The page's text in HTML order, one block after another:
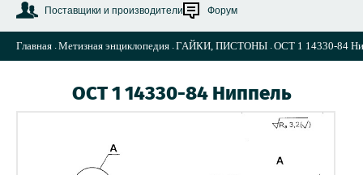
Поставщики и производители Форум
Главная Метизная энциклопедия ГАЙКИ, ПИСТОНЫ ОСТ 1 14330-84
ОСТ 1 14330-84 Ниппель